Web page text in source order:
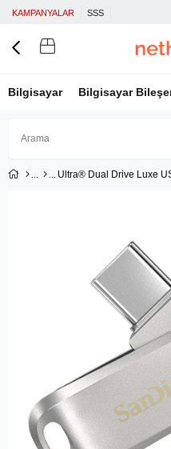
KAMPANYALAR SSS
Bilgisayar Bilgisayar